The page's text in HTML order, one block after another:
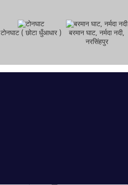
टोनघाट ( छोटा धुँआधार )
बरमान घाट, नर्मदा नदी,
नरसिंहपुर